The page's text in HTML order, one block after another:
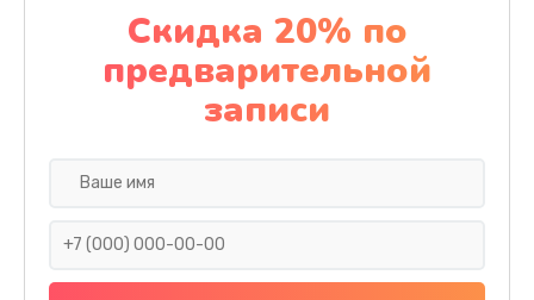
Чистка от пыли
1060 руб.
Заказать
Скидка 20% по
предварительной
записи